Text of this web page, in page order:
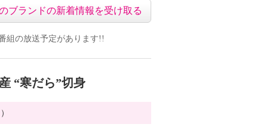
ブランドの新着情報を受け取る
組の放送予定があります!!
“寒だら”切身
）